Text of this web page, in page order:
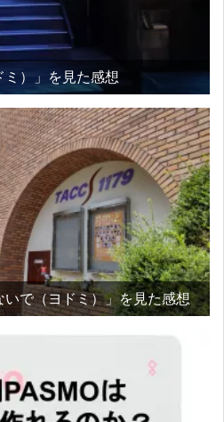
）」を見た感想
で（ヨドミ）」を見た感想